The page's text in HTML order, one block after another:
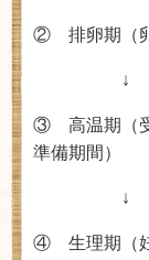
② 排卵期（卵
↓
③ 高温期（受
準備期間）
↓
④ 生理期（妊